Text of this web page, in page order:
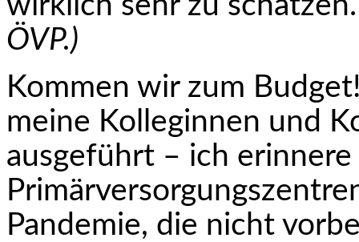
ÖVP.)
Kommen wir zum
meine Kolleginnen und
ausgeführt – ich
Pandemie, die nicht